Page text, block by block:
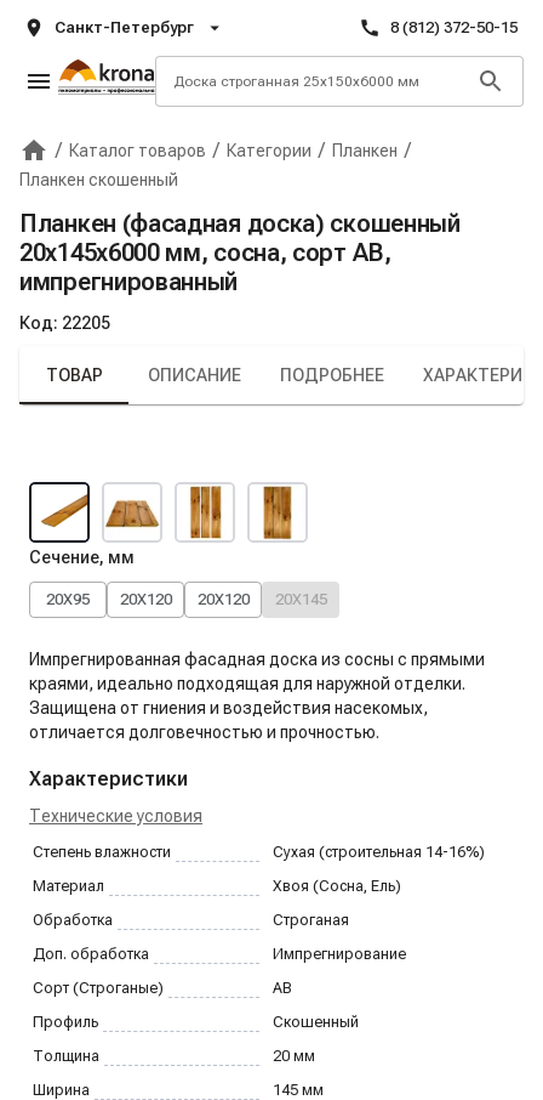
Санкт-Петербург 8 (812) 372-50-15
Главная
/ Каталог товаров / Категории / Планкен /
Планкен скошенный
Планкен (фасадная доска) скошенный
20х145х6000 мм, сосна, сорт AB,
импрегнированный
Код: 22205
Крона
ТОВАР ОПИСАНИЕ ПОДРОБНЕЕ
Сечение, мм
20X95 20X120 20X120 20X145
Импрегнированная фасадная доска из сосны с прямыми
краями, идеально подходящая для наружной отделки.
Защищена от гниения и воздействия насекомых,
отличается долговечностью и прочностью.
Характеристики
Технические условия
Степень влажности
Сухая (строительная 14-16%)
Материал
Хвоя (Сосна, Ель)
Обработка
Строганая
Доп. обработка
Импрегнирование
Сорт (Строганые)
AB
Профиль
Скошенный
Толщина
20 мм
Ширина
145 мм